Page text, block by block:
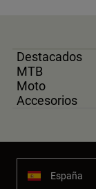
Destacados
MTB
Moto
Accesorios
España